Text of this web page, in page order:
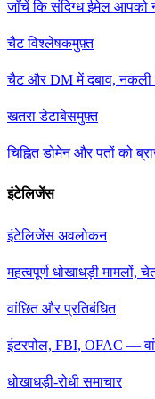
जाँचें कि संदिग्ध ईमेल आपको
चैट विश्लेषकमुफ़्त
चैट और DM में दबाव, नकली
खतरा डेटाबेसमुफ़्त
चिह्नित डोमेन और पतों को
इंटेलिजेंस
इंटेलिजेंस अवलोकन
महत्वपूर्ण धोखाधड़ी मामलों,
वांछित और प्रतिबंधित
इंटरपोल, FBI, OFAC —
धोखाधड़ी-रोधी समाचार